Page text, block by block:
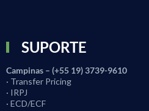
SUPORTE
Campinas – (+55 19) 3739-9610
· Transfer Pricing
· IRPJ
· ECD/ECF